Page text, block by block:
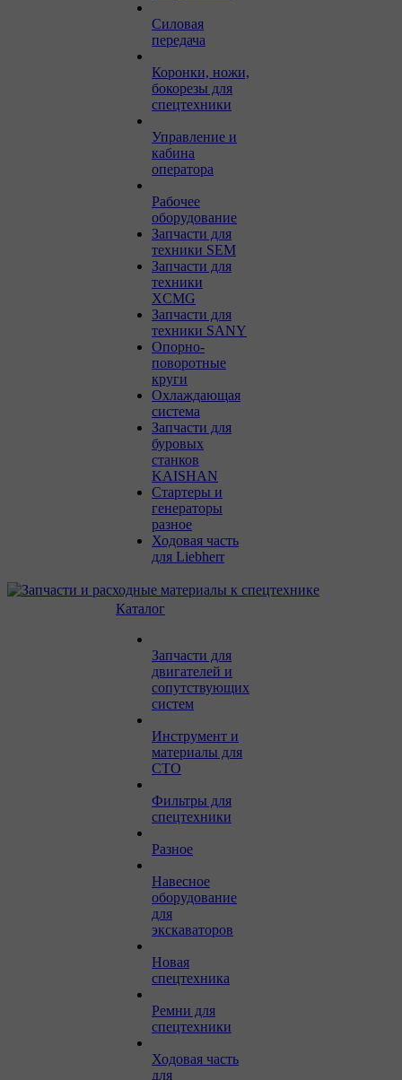
Силовая
передача
Коронки, ножи,
бокорезы для
спецтехники
Управление и
кабина
оператора
Рабочее
оборудование
Запчасти для
техники SEM
Запчасти для
техники
XCMG
Запчасти для
техники SANY
Опорно-
поворотные
круги
Охлаждающая
система
Запчасти для
буровых
станков
KAISHAN
Стартеры и
генераторы
разное
Ходовая часть
для Liebherr
Каталог
Запчасти для
двигателей и
сопутствующих
систем
Инструмент и
материалы для
СТО
Фильтры для
спецтехники
Разное
Навесное
оборудование
для
экскаваторов
Новая
спецтехника
Ремни для
спецтехники
Ходовая часть
для